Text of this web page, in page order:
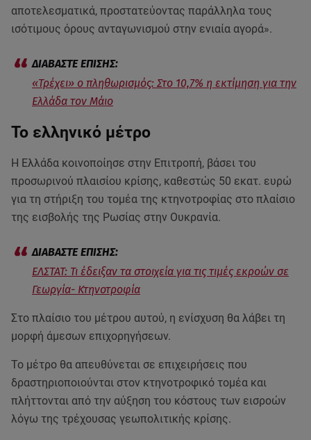
αποτελεσματικά, προστατεύοντας παράλληλα τους
ισότιμους όρους ανταγωνισμού στην ενιαία αγορά».
«Τρέχει» ο πληθωρισμός: Στο 10,7% η εκτίμηση για την
Ελλάδα τον Μάιο
Το ελληνικό μέτρο
Η Ελλάδα κοινοποίησε στην Επιτροπή, βάσει του
προσωρινού πλαισίου κρίσης, καθεστώς 50 εκατ. ευρώ
για τη στήριξη του τομέα της κτηνοτροφίας στο πλαίσιο
της εισβολής της Ρωσίας στην Ουκρανία.
ΕΛΣΤΑΤ: Τι έδειξαν τα στοιχεία για τις τιμές εκροών σε
Γεωργία- Κτηνοτροφία
Στο πλαίσιο του μέτρου αυτού, η ενίσχυση θα λάβει τη
μορφή άμεσων επιχορηγήσεων.
Το μέτρο θα απευθύνεται σε επιχειρήσεις που
δραστηριοποιούνται στον κτηνοτροφικό τομέα και
πλήττονται από την αύξηση του κόστους των εισροών
λόγω της τρέχουσας γεωπολιτικής κρίσης.